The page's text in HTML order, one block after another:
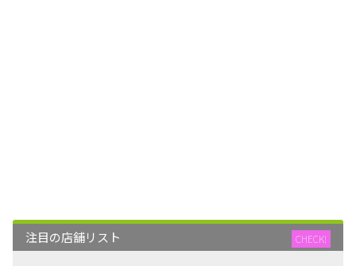
注目の店舗リスト CHECK!